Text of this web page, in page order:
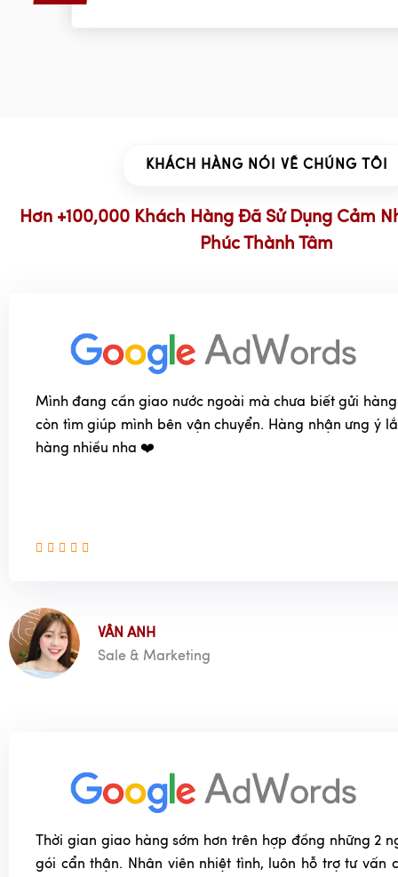
KHÁCH HÀNG NÓI VỀ CHÚNG TÔI
Hơn +100,000 Khách Hàng Đã Sử Dụng Cảm
Phúc Thành Tâm
Mình đang cần giao nước ngoài mà chưa biết gửi hàng
còn tìm giúp mình bên vận chuyển. Hàng nhận ưng ý
hàng nhiều nha ❤️
VÂN ANH
Sale & Marketing
Thời gian giao hàng sớm hơn trên hợp đồng những 2
gói cẩn thận. Nhân viên nhiệt tình, luôn hỗ trợ tư vấn